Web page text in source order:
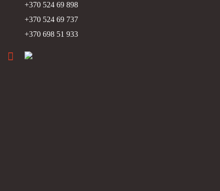
+370 524 69 898
+370 524 69 737
+370 698 51 933